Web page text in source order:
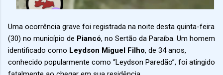
Uma ocorrência grave foi registrada na noite desta quinta-feira
(30) no município de Piancó, no Sertão da Paraíba. Um homem
identificado como Leydson Miguel Filho, de 34 anos,
conhecido popularmente como “Leydson Paredão”, foi atingido